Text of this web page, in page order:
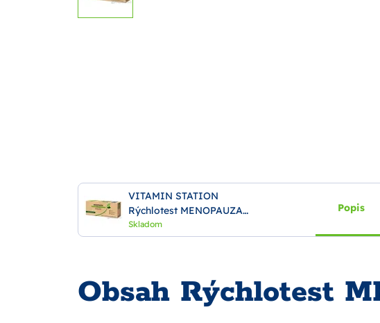
VITAMIN STATION
Rýchlotest MENOPAUZA
MENO-CHeck
samodiagnostický test z
Skladom
Popis
Obsah Rýchlotest